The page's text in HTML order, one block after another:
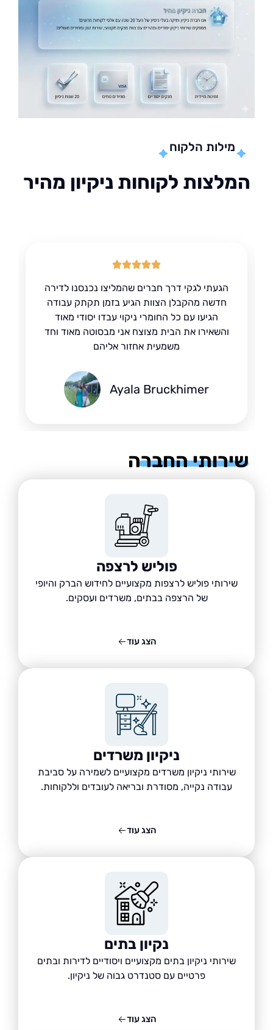
מילות הלקוח
לקוחות ניקיון מהיר
הגעתי לגקי דרך חברים שהמליצו נכנסנו לדירה
חדשה מהקבלן הצוות הגיע בזמן תקתק עבודה
הגיעו עם כל החומרי ניקוי עבדו יסודי מאוד
והשאירו את הבית מצוצח אני מבסוטה מאוד וחד
משמעית אחזור אליהם
Ayala Bruckhimer
החברה
פוליש לרצפה
שירותי פוליש לרצפות מקצועיים לחידוש הברק והיופי
של הרצפה בבתים, משרדים ועסקים.
ניקיון משרדים
שירותי ניקיון משרדים מקצועיים לשמירה על סביבת
עבודה נקייה, מסודרת ובריאה לעובדים וללקוחות.
נקיון בתים
שירותי ניקיון בתים מקצועיים ויסודיים לדירות ובתים
פרטיים עם סטנדרט גבוה של ניקיון.